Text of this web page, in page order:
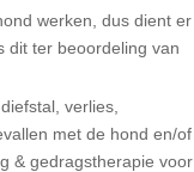
werken, dus dient er
dit ter beoordeling van
verlies,
met de hond en/of
& gedragstherapie voor